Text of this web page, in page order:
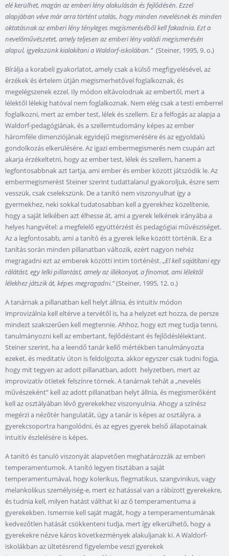
elé kerülhet, magán az emberi lény alakulásán és fejlődésén. Ezzel
alapjában véve már arra történt utalás, hogy minden nevelésnek és minden
oktatásnak az emberi lény tényleges megismeréséből kell fakadnia. Ezt a
nevelőművészetet, amely teljesen az emberi lény valódi megismerésén
alapul, igyekszünk kialakítani a Waldorf-iskolában.”(Steiner, 1995, 9. o.)
Bírálja a korabeli gyakorlatot, amely csak a külső megfigyelésével, az
érzékek és értelem útján megismerhetővel foglalkoznak, és
megelégszenek ezzel. Ily módon eltávolodnak az embertől, mert a
lélektől lélekig hatóval nem foglalkoznak. Nem elég csak a testi emberrel
foglalkozni, mert az ember test, lélek és szellem. Ez a felfogás az alapja a
Waldorf-pedagógiának, és a szellemtudomány képes az ember
háromféle dimenziójának egyidejű megismerésére és az egyoldalú
gondolkozás elkerülésére. Az igazi embermegismerés nem csupán azt
akarja érzékeltetni, hogy az ember test, lélek és szellem, hanem a
legfontosabbnak azt tartja, ami ember és ember között játszódik le. Az
embermegismerést Steiner szerint tudattalanul gyakoroljuk, észre sem
vesszük, csak cselekszünk. De a tanító nem viszonyulhat így a
gyermekhez, neki sokkal tudatosabban kell a gyerekhez közelítenie,
hogy a saját lelkében azt élhesse át, ami a gyerek lelkének irányába a
helyes hangvétel: a megfelelő együttérzést és pedagógiai művésziséget.
Az a legfontosabb, ami a tanító és a gyerek lelke között történik. Ez a
tanítás során minden pillanatban változik, ezért nagyon nehéz
megragadni ezt az emberek közötti intim történést.„El kell sajátítani egy
rálátást, egy lelki pillantást, amely az illékonyat, a finomat, ami lélektől
lélekhez játszik át, képes megragadni.”(Steiner, 1995, 12. o.)
A tanárnak a pillanatban kell helyt állnia, és intuitív módon
improvizálnia kell eltérve a tervétől is, ha a helyzet ezt hozza, de persze
mindezt szakszerűen kell megtennie. Ahhoz, hogy ezt meg tudja tenni,
tanulmányozni kell az embertant, fejlődéstant és fejlődéslélektant.
Steiner szerint, ha a leendő tanár kellő mértékben tanulmányozta
ezeket, és meditatív úton is feldolgozta, akkor egyszer csak tudni fogja,
hogy mit tegyen az adott pillanatban, adott helyzetben, mert az
improvizatív ötletek felszínre törnek. A tanárnak tehát a „nevelés
művészeként” kell az adott pillanatban helyt állnia, és megismerőként
kell az osztályában lévő gyerekekhez viszonyulnia. Ahogy a színész
megérzi a nézőtér hangulatát, úgy a tanár is képes az osztályra, a
gyerekcsoportra hangolódni, és az egyes gyerek belső állapotainak
intuitív észlelésére is képes.
A tanító és tanuló viszonyát alapvetően meghatározzák az emberi
temperamentumok. A tanító legyen tisztában a saját
temperamentumával, hogy kolerikus, flegmatikus, szangvinikus, vagy
melankolikus személyiség-e, mert ez hatással van a rábízott gyerekekre,
és tudnia kell, milyen hatást válthat ki az ő temperamentuma a
gyerekekben. Ismernie kell saját magát, hogy a temperamentumának
kedvezőtlen hatását csökkenteni tudja, mert így elkerülhető, hogy a
gyerekekre nézve káros következmények alakuljanak ki. A Waldorf-
iskolákban az ültetésrend figyelembe veszi gyerekek